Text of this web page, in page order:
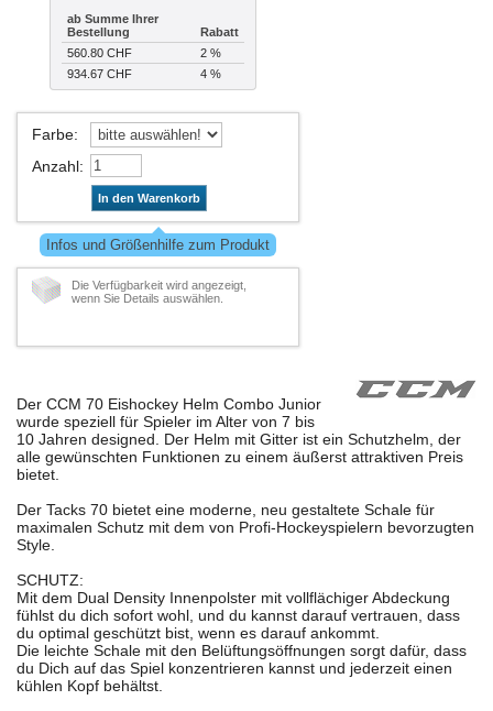
ab Summe Ihrer
Bestellung
Rabatt
560.80 CHF
2 %
934.67 CHF
4 %
Farbe:
Anzahl:
In den Warenkorb
Infos und Größenhilfe zum Produkt
Die Verfügbarkeit wird angezeigt,
wenn Sie Details auswählen.
Der CCM 70 Eishockey Helm Combo Junior
wurde speziell für Spieler im Alter von 7 bis
10 Jahren designed. Der Helm mit Gitter ist ein Schutzhelm, der
alle gewünschten Funktionen zu einem äußerst attraktiven Preis
bietet.
Der Tacks 70 bietet eine moderne, neu gestaltete Schale für
maximalen Schutz mit dem von Profi-Hockeyspielern bevorzugten
Style.
SCHUTZ:
Mit dem Dual Density Innenpolster mit vollflächiger Abdeckung
fühlst du dich sofort wohl, und du kannst darauf vertrauen, dass
du optimal geschützt bist, wenn es darauf ankommt.
Die leichte Schale mit den Belüftungsöffnungen sorgt dafür, dass
du Dich auf das Spiel konzentrieren kannst und jederzeit einen
kühlen Kopf behältst.